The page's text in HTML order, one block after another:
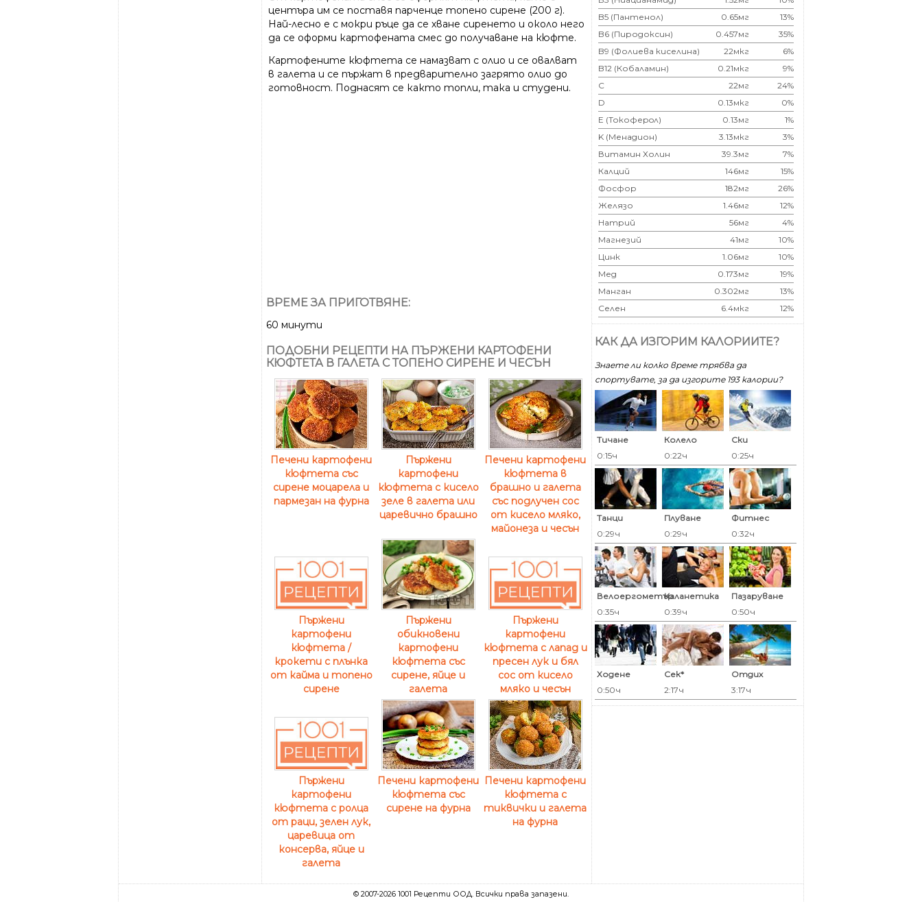
центъра им се поставя парченце топено сирене (200 г).
Най-лесно е с мокри ръце да се хване сиренето и около него
да се оформи картофената смес до получаване на кюфте.
Картофените кюфтета се намазват с олио и се овалват
в галета и се пържат в предварително загрято олио до
готовност. Поднасят се както топли, така и студени.
ВРЕМЕ ЗА ПРИГОТВЯНЕ:
60 минути
ПОДОБНИ РЕЦЕПТИ НА ПЪРЖЕНИ КАРТОФЕНИ
КЮФТЕТА В ГАЛЕТА С ТОПЕНО СИРЕНЕ И ЧЕСЪН
Печени картофени
кюфтета със
сирене моцарела и
пармезан на фурна
Пържени
картофени
кюфтета с кисело
зеле в галета или
царевично брашно
Печени картофени
кюфтета в
брашно и галета
със подлучен сос
от кисело мляко,
майонеза и чесън
Пържени
картофени
кюфтета /
крокети с плънка
от кайма и топено
сирене
Пържени
обикновени
картофени
кюфтета със
сирене, яйце и
галета
Пържени
картофени
кюфтета с лапад и
пресен лук и бял
сос от кисело
мляко и чесън
Пържени
картофени
кюфтета с ролца
от раци, зелен лук,
царевица от
консерва, яйце и
галета
Печени картофени
кюфтета със
сирене на фурна
Печени картофени
кюфтета с
тиквички и галета
на фурна
B5 (Пантенол)
0.65мг
13%
B6 (Пиродоксин)
0.457мг
35%
B9 (Фолиева киселина)
22мкг
6%
B12 (Кобаламин)
0.21мкг
9%
C
22мг
24%
D
0.13мкг
0%
E (Токоферoл)
0.13мг
1%
K (Менадион)
3.13мкг
3%
Витамин Холин
39.3мг
7%
Калций
146мг
15%
Фосфор
182мг
26%
Желязо
1.46мг
12%
Натрий
56мг
4%
Магнезий
41мг
10%
Цинк
1.06мг
10%
Мед
0.173мг
19%
Манган
0.302мг
13%
Селен
6.4мкг 12%
КАК ДА ИЗГОРИМ КАЛОРИИТЕ?
Знаете ли колко време трябва да
спортувате, за да изгорите 193 калoрии?
Тичане
0:15ч
Колело
0:22ч
Ски
0:25ч
Танци
0:29ч
Плуване
0:29ч
Фитнес
0:32ч
Велоергометър
0:35ч
Каланетика
0:39ч
Пазаруване
0:50ч
Ходене
0:50ч
Сек*
2:17ч
Отдих
3:17ч
© 2007-2026 1001 Рецепти ООД. Всички права запазени.